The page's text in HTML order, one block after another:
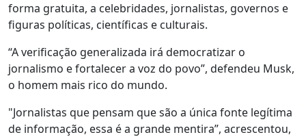
forma gratuita, a celebridades, jornalistas, governos e
figuras políticas, científicas e culturais.
“A verificação generalizada irá democratizar o
jornalismo e fortalecer a voz do povo”, defendeu Musk,
o homem mais rico do mundo.
"Jornalistas que pensam que são a única fonte legítima
de informação, essa é a grande mentira”, acrescentou,